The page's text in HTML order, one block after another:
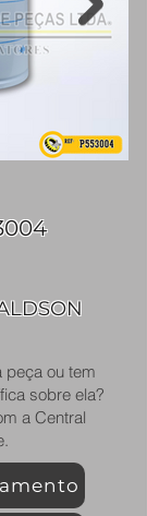
peça ou tem
sobre ela?
a Central